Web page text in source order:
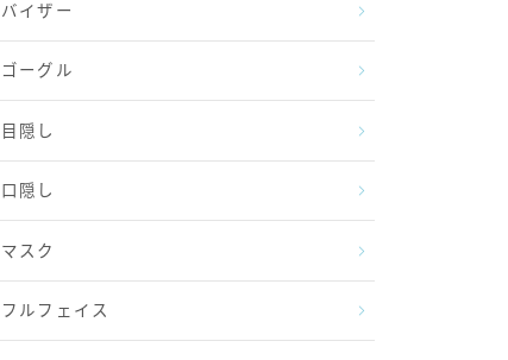
バイザー
ゴーグル
目隠し
口隠し
マスク
フルフェイス